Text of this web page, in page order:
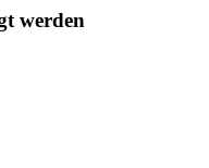
werden